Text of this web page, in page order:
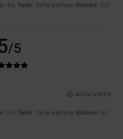
: 4/5 Taille: Taille parfaite Matière: 5/5
/5
Achat vérifié
: 5/5 Taille: Taille parfaite Matière: 5/5